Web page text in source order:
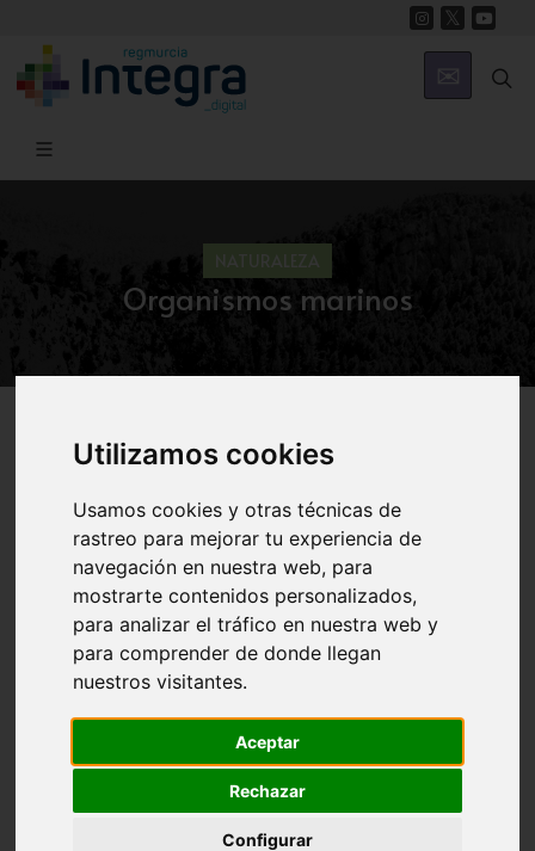
Utilizamos cookies
Usamos cookies y otras técnicas de
rastreo para mejorar tu experiencia de
navegación en nuestra web, para
mostrarte contenidos personalizados,
para analizar el tráfico en nuestra web y
para comprender de donde llegan
nuestros visitantes.
Aceptar
Rechazar
Configurar
Organismos marinos
¿Cómo son? Algunas de sus especies
Su Sistemática
Posidonia oceanica
Fanerógamas marinas